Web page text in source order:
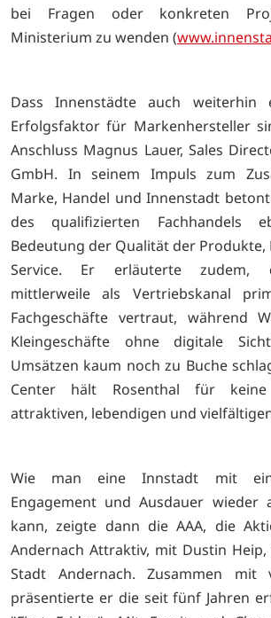
bei Fragen oder konkreten
Ministerium zu wenden (
Dass Innenstädte auch weiterhin
Erfolgsfaktor für Markenhersteller
Anschluss Magnus Lauer, Sales
GmbH. In seinem Impuls zum
Marke, Handel und Innenstadt
des qualifizierten Fachhandels
Bedeutung der Qualität der
Service. Er erläuterte zudem,
mittlerweile als Vertriebskanal
Fachgeschäfte vertraut, während
Kleingeschäfte ohne digitale
Umsätzen kaum noch zu Buche
Center hält Rosenthal für
attraktiven, lebendigen und
Wie man eine Innstadt mit
Engagement und Ausdauer wieder
kann, zeigte dann die AAA, die
Andernach Attraktiv, mit Dustin
Stadt Andernach. Zusammen mit
präsentierte er die seit fünf Jahren